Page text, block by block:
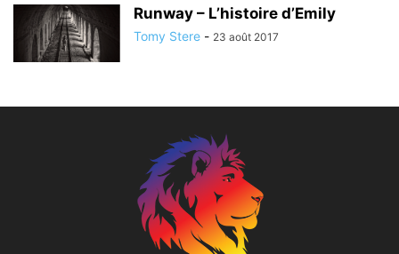
Runway – L’histoire d’Emily
Tomy Stere - 23 août 2017